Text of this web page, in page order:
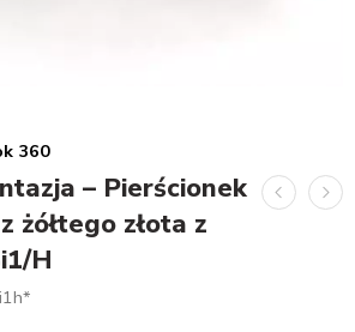
360
– Pierścionek
żółtego złota z
H